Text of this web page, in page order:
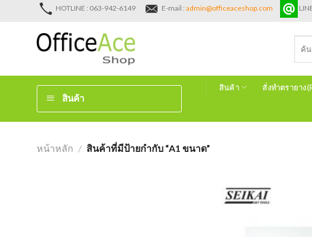
HOTLINE : 063-942-6149 E-mail : admin@officeaceshop.com
สินค้า
สินค้า สั่งทำตรายาง
หน้าหลัก / สินค้าที่มีป้ายกำกับ “A1 ขนาด”